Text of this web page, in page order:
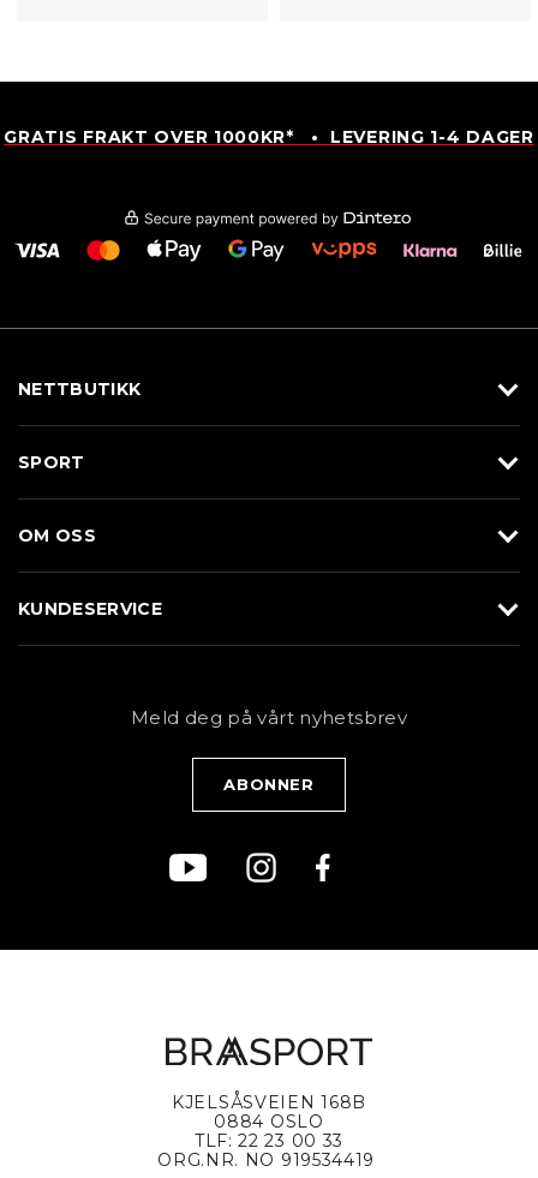
GRATIS FRAKT OVER 1000KR* • LEVERING 1-4 DAGER
NETTBUTIKK
Sko
Merkevarer
SPORT
Løp
Sykkel
OM OSS
KUNDESERVICE
PersonvernerklæringMeld deg på vårt nyhetsbrev
KJELSÅSVEIEN 168B
0884 OSLO
TLF: 22 23 00 33
ORG.NR. NO 919534419